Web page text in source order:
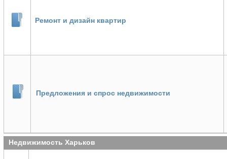
Ремонт и дизайн квартир
Предложения и спрос недвижимости
Недвижимость Харьков